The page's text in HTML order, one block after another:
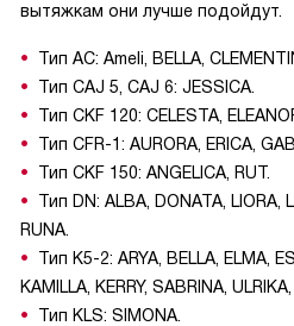
вытяжкам они лучше подойдут.
Тип AC: Ameli, BELLA,
Тип CAJ 5, CAJ 6: JESSICA.
Тип CKF 120: CELESTA,
Тип CFR-1: AURORA, ERICA,
Тип CKF 150: ANGELICA, RUT.
Тип DN: ALBA, DONATA, LIORA,
RUNA.
Тип K5-2: ARYA, BELLA, ELMA,
KAMILLA, KERRY, SABRINA,
Тип KLS: SIMONA.